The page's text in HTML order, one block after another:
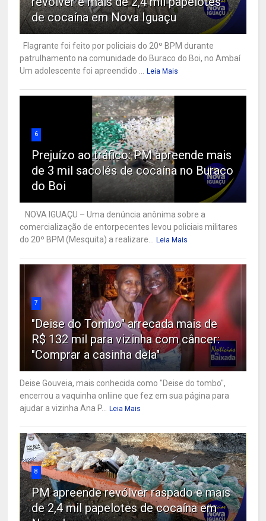
de cocaína em Nova Iguaçu
Flagrante foi feito por policiais do 20º BPM durante
patrulhamento na comunidade do Buraco do Boi, no Ambaí
Um adolescente foi apreendido ...
Leia Mais
6
Prejuízo ao tráfico: PM apreende mais
de 3 mil sacolés de cocaína no Buraco
do Boi
NOVA IGUAÇU – Uma denúncia anônima sobre a
comercialização de entorpecentes levou policiais militares
do 20º BPM (Mesquita) a realizare...
Leia Mais
7
"Deise do Tombo" arrecada mais de
R$ 132 mil para vizinha com câncer:
"Comprar a casinha dela"
Deise Gouveia, mais conhecida como "Deise do tombo",
encerrou a vaquinha onliine que fez em sua página para
ajudar a vizinha Ana P...
Leia Mais
8
PM apreende revólver raspado e mais
de 2,4 mil papelotes de cocaína em